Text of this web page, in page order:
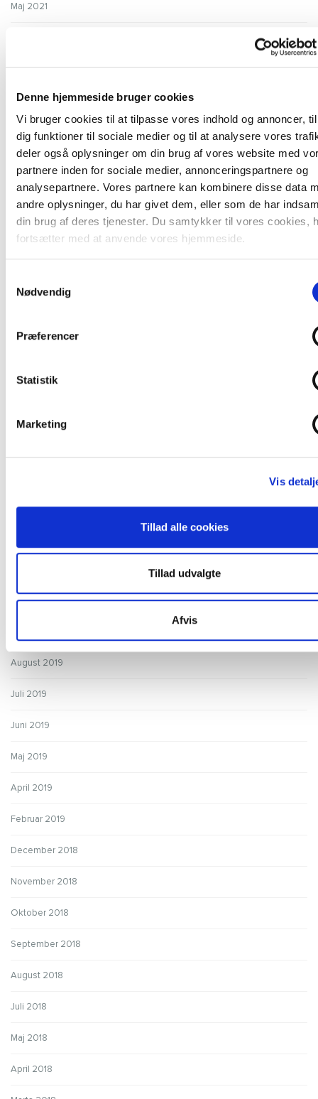
Denne hjemmeside bruger cookies
Vi bruger cookies til at tilpasse vores indhold og annoncer,
dig funktioner til sociale medier og til at analysere vores
deler også oplysninger om din brug af vores website med
partnere inden for sociale medier, annonceringspartnere og
analysepartnere. Vores partnere kan kombinere disse data
andre oplysninger, du har givet dem, eller som de har
din brug af deres tjenester. Du samtykker til vores cookies,
fortsætter med at anvende vores hjemmeside.
Nødvendig
Præferencer
Statistik
Marketing
Vis
Tillad alle cookies
Tillad udvalgte
Afvis
Maj 2021
Marts 2021
Februar 2021
Januar 2021
December 2020
November 2020
Oktober 2020
August 2020
Maj 2020
Januar 2020
Oktober 2019
August 2019
Juli 2019
Juni 2019
Maj 2019
April 2019
Februar 2019
December 2018
November 2018
Oktober 2018
September 2018
August 2018
Juli 2018
Maj 2018
April 2018